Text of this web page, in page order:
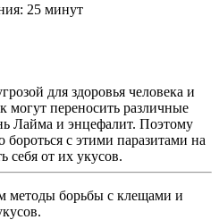
25 минут
для здоровья человека и
переносить различные
Лайма и энцефалит. Поэтому
с этими паразитами на
себя от их укусов.
методы борьбы с клещами и